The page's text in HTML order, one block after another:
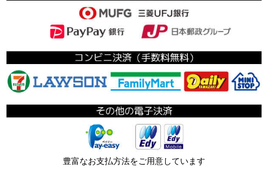
豊富なお支払方法をご用意しています